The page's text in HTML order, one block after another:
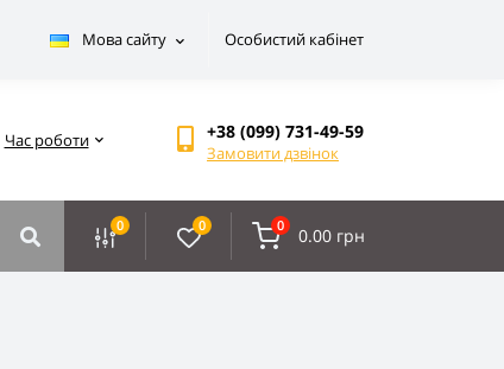
Мова сайту Особистий кабінет
Час роботи +38 (099) 731-49-59
Замовити дзвінок
0 0 0 0.00 грн